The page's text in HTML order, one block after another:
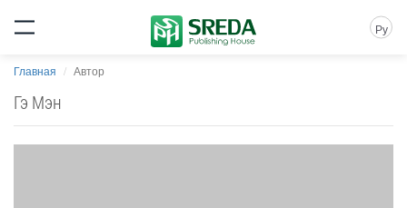
Ру
Главная Автор
Гэ Мэн